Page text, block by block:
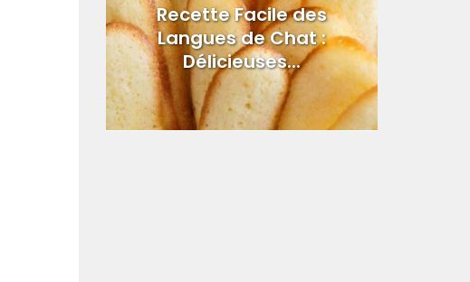
Recette Facile des
Langues de Chat :
Délicieuses...